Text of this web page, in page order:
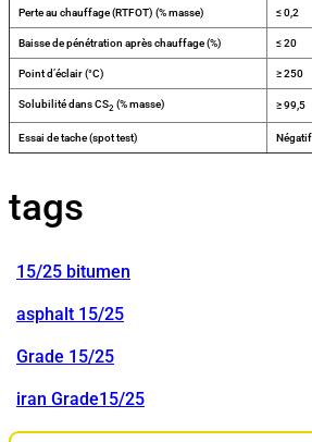
Perte au chauffage (RTFOT) (% masse) ≤ 0,2
Baisse de pénétration après chauffage (%) ≤ 20
Point d’éclair (°C) ≥ 250
Solubilité dans CS2 (% masse) ≥ 99,5
Essai de tache (spot test) Négatif
tags
15/25 bitumen
asphalt 15/25
Grade 15/25
iran Grade15/25